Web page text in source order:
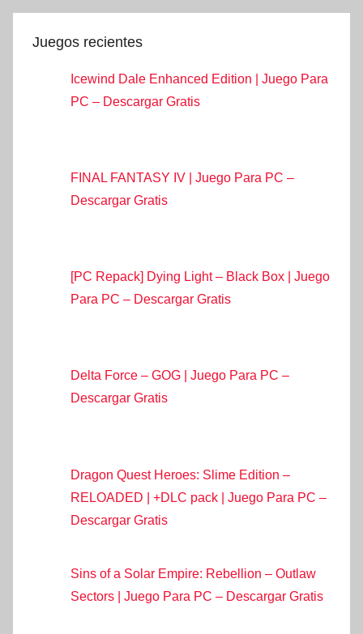
Juegos recientes
Icewind Dale Enhanced Edition | Juego Para
PC – Descargar Gratis
FINAL FANTASY IV | Juego Para PC –
Descargar Gratis
[PC Repack] Dying Light – Black Box | Juego
Para PC – Descargar Gratis
Delta Force – GOG | Juego Para PC –
Descargar Gratis
Dragon Quest Heroes: Slime Edition –
RELOADED | +DLC pack | Juego Para PC –
Descargar Gratis
Sins of a Solar Empire: Rebellion – Outlaw
Sectors | Juego Para PC – Descargar Gratis